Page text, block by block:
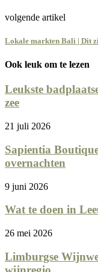
volgende artikel
Lokale markten Bali | Dit
Ook leuk om te lezen
Leukste
zee
21 juli 2026
Sapientia
overnachten
9 juni 2026
Wat te doen in
26 mei 2026
Limburgse